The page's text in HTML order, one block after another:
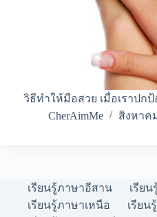
วิธีทำให้มือสวย เมื่อเราปก
CherAimMe
สิงหาค
เรียนรู้ภาษาอีสาน
เรีย
เรียนรู้ภาษาเหนือ
เรียน